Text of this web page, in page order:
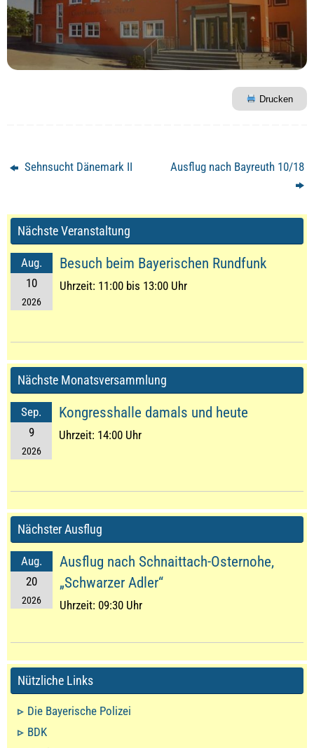
Drucken
Sehnsucht Dänemark II Ausflug nach Bayreuth 10/18
Nächste Veranstaltung
Aug.
10
2026
Besuch beim Bayerischen Rundfunk
Uhrzeit: 11:00 bis 13:00 Uhr
Nächste Monatsversammlung
Sep.
9
2026
Kongresshalle damals und heute
Uhrzeit: 14:00 Uhr
Nächster Ausflug
Aug.
20
2026
Ausflug nach Schnaittach-Osternohe,
„Schwarzer Adler“
Uhrzeit: 09:30 Uhr
Nützliche Links
Die Bayerische Polizei
BDK